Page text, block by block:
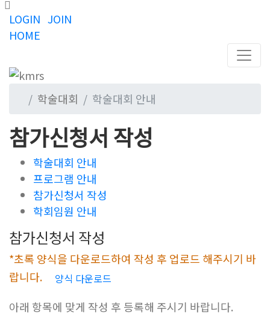
LOGIN JOIN
HOME
학술대회 학술대회 안내
참가신청서 작성
학술대회 안내
프로그램 안내
참가신청서 작성
학회임원 안내
참가신청서 작성
*초록 양식을 다운로드하여 작성 후 업로드 해주시기 바
랍니다.
양식 다운로드
아래 항목에 맞게 작성 후 등록해 주시기 바랍니다.